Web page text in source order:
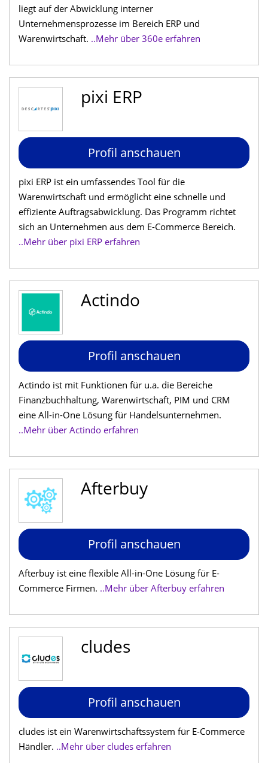
liegt auf der Abwicklung interner
Unternehmensprozesse im Bereich ERP und
Warenwirtschaft. ..Mehr über 360e erfahren
pixi ERP
Profil anschauen
pixi ERP ist ein umfassendes Tool für die
Warenwirtschaft und ermöglicht eine schnelle und
effiziente Auftragsabwicklung. Das Programm richtet
sich an Unternehmen aus dem E-Commerce Bereich.
..Mehr über pixi ERP erfahren
Actindo
Profil anschauen
Actindo ist mit Funktionen für u.a. die Bereiche
Finanzbuchhaltung, Warenwirtschaft, PIM und CRM
eine All-in-One Lösung für Handelsunternehmen.
..Mehr über Actindo erfahren
Afterbuy
Profil anschauen
Afterbuy ist eine flexible All-in-One Lösung für E-
Commerce Firmen. ..Mehr über Afterbuy erfahren
cludes
Profil anschauen
cludes ist ein Warenwirtschaftssystem für E-Commerce
Händler. ..Mehr über cludes erfahren